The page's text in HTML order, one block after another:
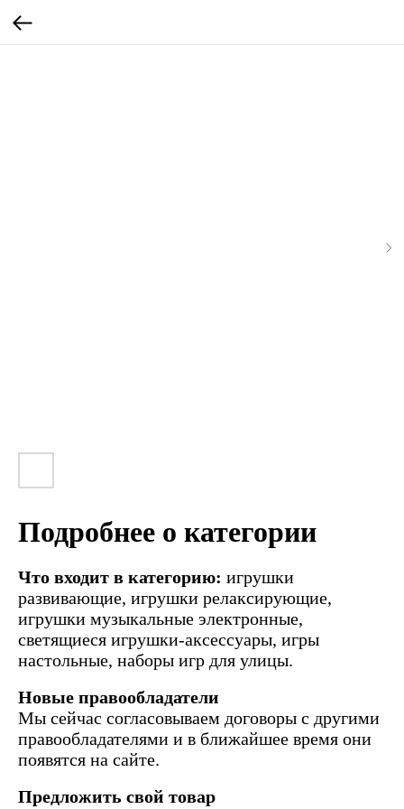
Подробнее о категории
Что входит в категорию: игрушки
развивающие, игрушки релаксирующие,
игрушки музыкальные электронные,
светящиеся игрушки-аксессуары, игры
настольные, наборы игр для улицы.
Новые правообладатели
Мы сейчас согласовываем договоры с другими
правообладателями и в ближайшее время они
появятся на сайте.
Предложить свой товар